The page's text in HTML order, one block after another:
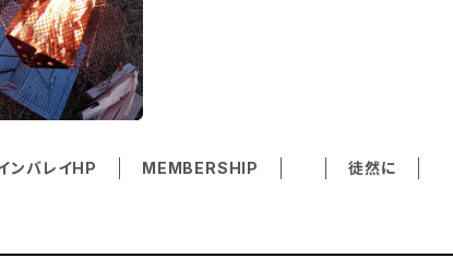
ンバレイHP MEMBERSHIP 徒然に